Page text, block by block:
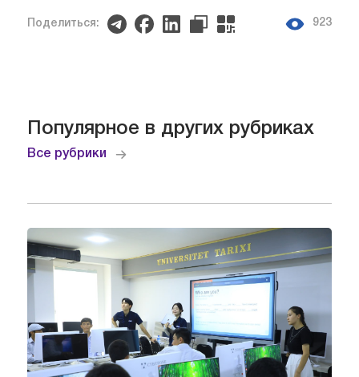
Поделиться: 923
Популярное в других рубриках
Все рубрики